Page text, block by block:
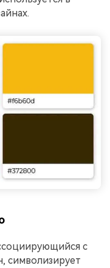
с
символизирует